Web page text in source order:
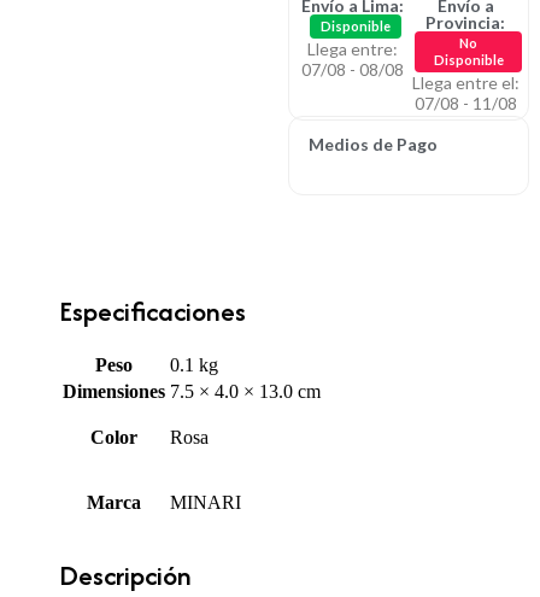
Envío a Lima:
Disponible
Llega entre:
07/08 - 08/08
Envío a
Provincia:
No
Disponible
Llega entre el:
07/08 - 11/08
Medios de Pago
Especificaciones
Peso
0.1 kg
Dimensiones 7.5 × 4.0 × 13.0 cm
Color Rosa
Marca MINARI
Descripción